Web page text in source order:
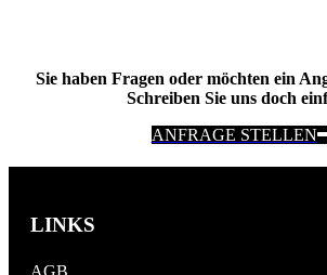
Sie haben Fragen oder möchten ein
Schreiben Sie uns doch
ANFRAGE STELLEN
LINKS
AGB